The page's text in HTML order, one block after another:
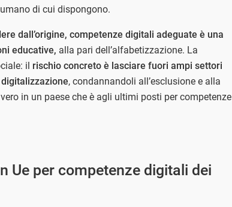
di cui dispongono.
dall’origine, competenze digitali adeguate è una
educative, alla pari dell’alfabetizzazione. La
il rischio concreto è lasciare fuori ampi settori
, condannandoli all’esclusione e alla
in un paese che è agli ultimi posti per competenze
Ue per competenze digitali dei